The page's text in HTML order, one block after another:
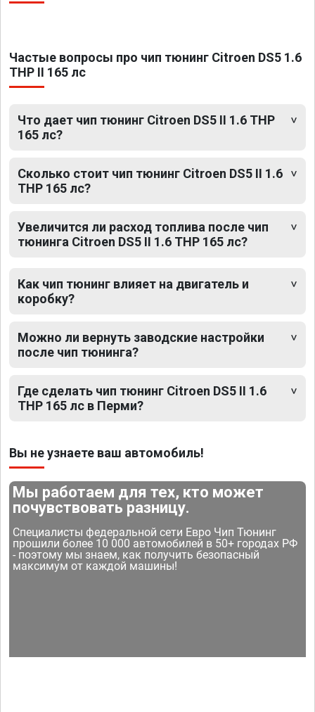
Частые вопросы про чип тюнинг Citroen DS5 1.6
THP II 165 лс
Что дает чип тюнинг Citroen DS5 II 1.6 THP
165 лс?
Сколько стоит чип тюнинг Citroen DS5 II 1.6
THP 165 лс?
Увеличится ли расход топлива после чип
тюнинга Citroen DS5 II 1.6 THP 165 лс?
Как чип тюнинг влияет на двигатель и
коробку?
Можно ли вернуть заводские настройки
после чип тюнинга?
Где сделать чип тюнинг Citroen DS5 II 1.6
THP 165 лс в Перми?
Вы не узнаете ваш автомобиль!
Мы работаем для тех, кто может
почувствовать разницу.
Специалисты федеральной сети Евро Чип Тюнинг
прошили более 10 000 автомобилей в 50+ городах РФ
- поэтому мы знаем, как получить безопасный
максимум от каждой машины!